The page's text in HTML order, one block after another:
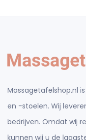
Massagetafelshop.nl
en -stoelen. Wij
bedrijven. Omdat wij
kunnen wij u de